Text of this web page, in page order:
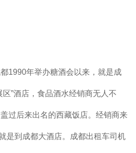
1990年举办糖酒会以来，就是成
”酒店，食品酒水经销商无人不
过后来出名的西藏饭店。经销商来
是到成都大酒店。成都出租车司机